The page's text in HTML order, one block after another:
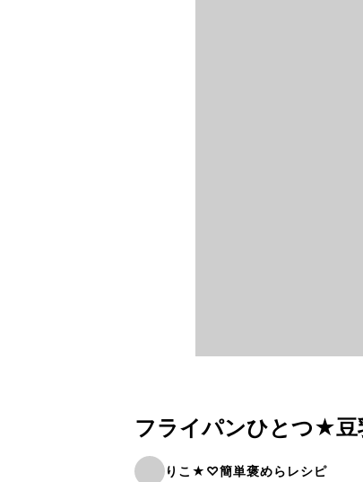
フライパンひとつ★豆
りこ★♡簡単褒めらレシピ